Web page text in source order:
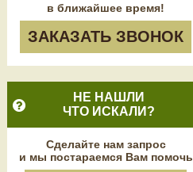
в ближайшее время!
ЗАКАЗАТЬ ЗВОНОК
НЕ НАШЛИ
ЧТО ИСКАЛИ?
Сделайте нам запрос
и мы постараемся Вам помочь